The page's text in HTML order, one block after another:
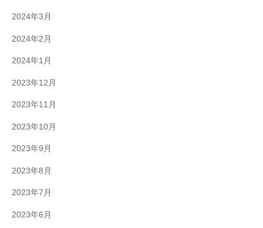
2024年3月
2024年2月
2024年1月
2023年12月
2023年11月
2023年10月
2023年9月
2023年8月
2023年7月
2023年6月